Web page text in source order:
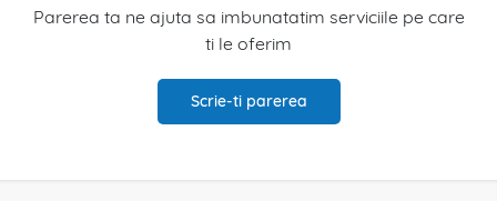
Parerea ta ne ajuta sa imbunatatim serviciile pe care
ti le oferim
Scrie-ti parerea